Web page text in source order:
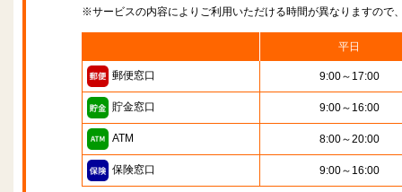
※サービスの内容によりご利用いただける時間が異なりますので
平日
郵便窓口 9:00～17:00
貯金窓口 9:00～16:00
ATM 8:00～20:00
保険窓口 9:00～16:00